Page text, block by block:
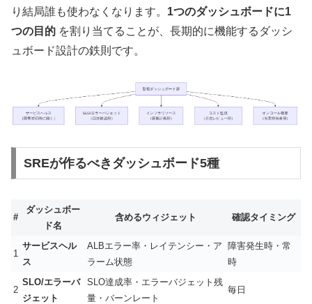
り結局誰も使わなくなります。 1つのダッシュボードに1
つの目的 を割り当てることが、長期的に機能するダッシ
ュボード設計の鉄則です。
SREが作るべきダッシュボード5種
#
ダッシュボー
ド名
含めるウィジェット 確認タイミング
1
サービスヘル
ス
ALBエラー率・レイテンシー・ア
ラーム状態
障害発生時・常
時
2
SLO/エラーバ
ジェット
SLO達成率・エラーバジェット残
量・バーンレート
毎日